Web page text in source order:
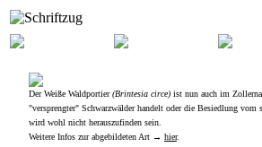
Der Weiße Waldportier(Brintesia circe) ist nun auch im
"versprengter" Schwarzwälder handelt oder die Besiedlung
wird wohl nicht herauszufinden sein.
Weitere Infos zur abgebildeten Art → hier